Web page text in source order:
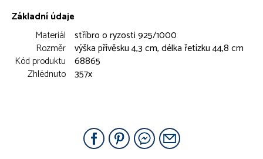
Základní údaje
Materiál stříbro o ryzosti 925/1000
Rozměr výška přívěsku 4,3 cm, délka řetízku 44,8 cm
Kód produktu 68865
Zhlédnuto 357x